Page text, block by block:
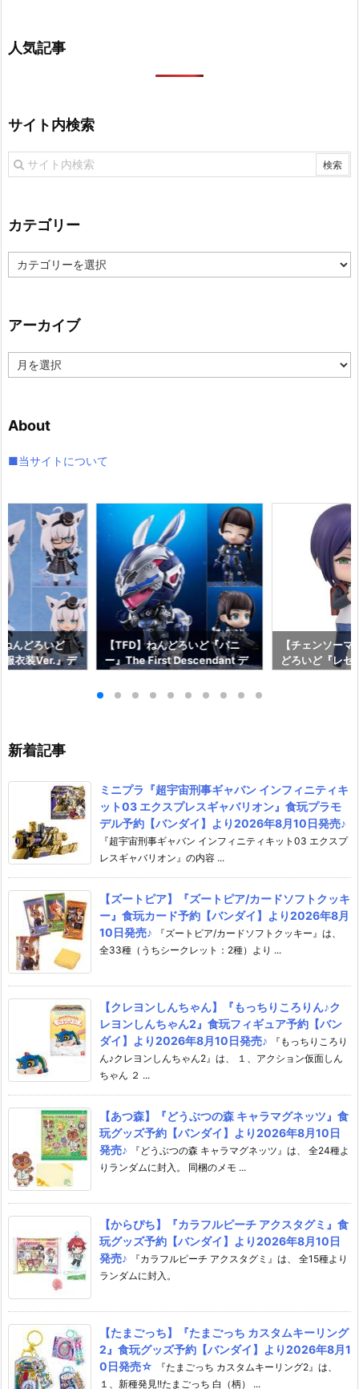
人気記事
サイト内検索
カテゴリー
テ
ー
アーカイブ
ー
ブ
About
■当サイトについて
んどろいど
服衣装Ver.』デ
【TFD】ねんどろいど『バニ
ー』The First Descendant デ
【マックスファクトリー】より
【チェンソー
どろいど『レゼ
新着記事
ミニプラ『超宇宙刑事ギャバン インフィニティキ
ット03 エクスプレスギャバリオン』食玩プラモ
デル予約【バンダイ】より2026年8月10日発売♪
『超宇宙刑事ギャバン インフィニティキット03 エクスプ
レスギャバリオン』の内容 ...
【ズートピア】『ズートピア/カードソフトクッキ
ー』食玩カード予約【バンダイ】より2026年8月
10日発売♪
『ズートピア/カードソフトクッキー』は、
全33種（うちシークレット：2種）より ...
【クレヨンしんちゃん】『もっちりころりん♪ク
レヨンしんちゃん2』食玩フィギュア予約【バン
ダイ】より2026年8月10日発売♪
『もっちりころり
ん♪クレヨンしんちゃん2』は、 １、アクション仮面しん
ちゃん ２ ...
【あつ森】『どうぶつの森 キャラマグネッツ』食
玩グッズ予約【バンダイ】より2026年8月10日
発売♪
『どうぶつの森 キャラマグネッツ』は、 全24種よ
りランダムに封入。 同梱のメモ ...
【からぴち】『カラフルピーチ アクスタグミ』食
玩グッズ予約【バンダイ】より2026年8月10日
発売♪
『カラフルピーチ アクスタグミ』は、 全15種より
ランダムに封入。
【たまごっち】『たまごっち カスタムキーリング
2』食玩グッズ予約【バンダイ】より2026年8月1
0日発売☆
『たまごっち カスタムキーリング2』は、
１、新種発見!!たまごっち 白（柄） ...